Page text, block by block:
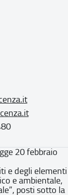
20 febbraio
e degli elementi
e ambientale,
posti sotto la